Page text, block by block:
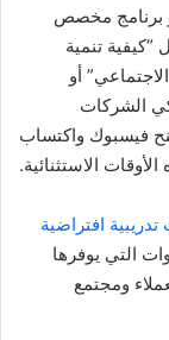
برنامج مخصص
تنمية
أو
الشركات
فيسبوك واكتساب
الاستثنائية.
تدريبية افتراضية
التي يوفرها
ومجتمع